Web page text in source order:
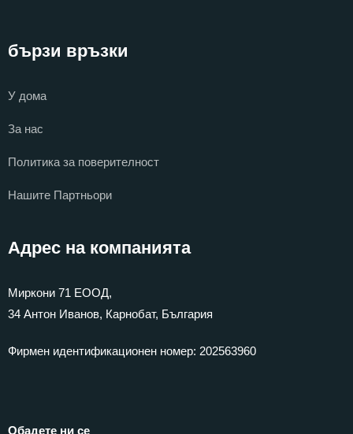
бързи връзки
У дома
За нас
Политика за поверителност
Нашите Партньори
Адрес на компанията
Миркони 71 ЕООД,
34 Антон Иванов, Карнобат, България
Фирмен идентификационен номер: 202563960
Обадете ни се